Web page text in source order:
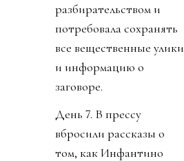
разбирательством и
потребовала сохранять
все вещественные улики
и информацию о
заговоре.
День 7. В прессу
вбросили рассказы о
том, как Инфантино